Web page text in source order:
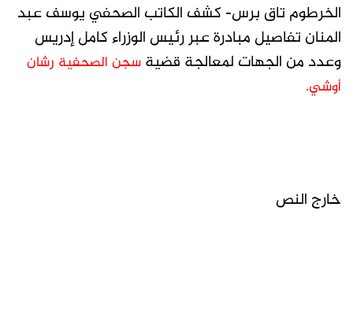
الخرطوم تاق برس- كشف الكاتب الصحفي يوسف عبد
المنان تفاصيل مبادرة عبر رئيس الوزراء كامل إدريس
وعدد من الجهات لمعالجة قضية سجن الصحفية رشان
أوشي.
خارج النص